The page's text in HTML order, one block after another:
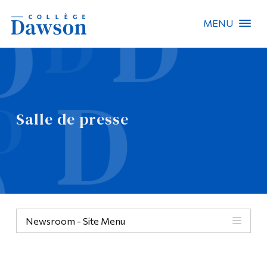
MENU
Salle de presse
Newsroom - Site Menu
Recherche sur le site
Recherche de personnes
EN
Omnivox
Liens rapides